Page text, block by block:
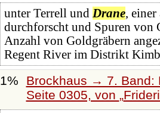
unter Terrell und Drane, einer
durchforscht und Spuren von
Anzahl von Goldgräbern
Regent River im Distrikt
1%
Brockhaus → 7. Band:
Seite 0305, von